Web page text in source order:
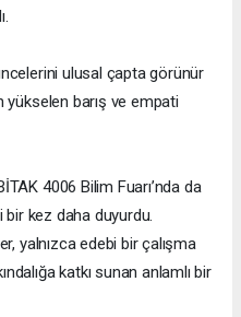
ulusal çapta görünür
yükselen barış ve empati
4006 Bilim Fuarı’nda da
bir kez daha duyurdu.
yalnızca edebi bir çalışma
katkı sunan anlamlı bir